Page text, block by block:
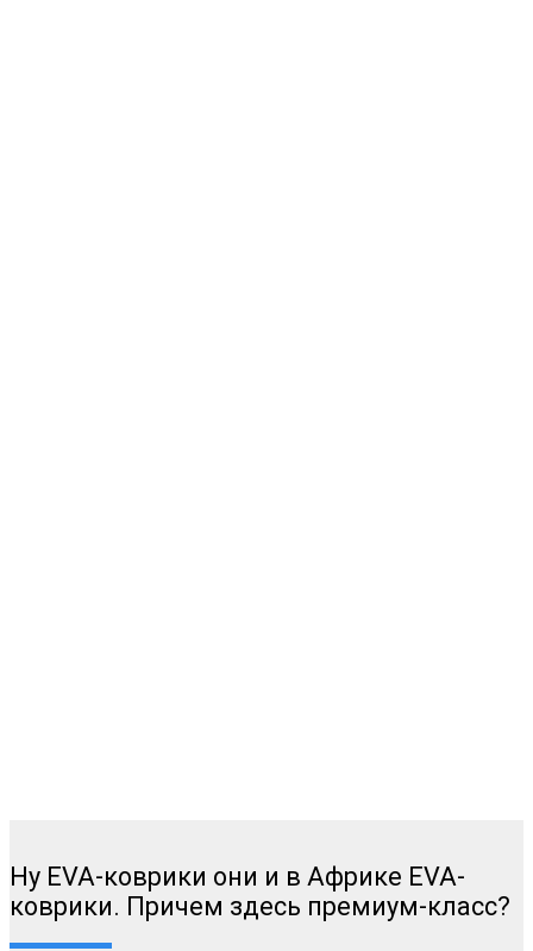
Ну EVA-коврики они и в Африке EVA-
коврики. Причем здесь премиум-класс?